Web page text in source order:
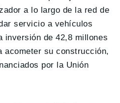
a lo largo de la red de
servicio a vehículos
inversión de 42,8 millones
acometer su construcción,
por la Unión